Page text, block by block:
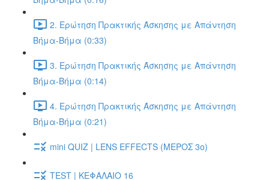
2. Ερώτηση Πρακτικής Άσκησης με Απάντηση
Βήμα-Βήμα (0:33)
3. Ερώτηση Πρακτικής Άσκησης με Απάντηση
Βήμα-Βήμα (0:14)
4. Ερώτηση Πρακτικής Άσκησης με Απάντηση
Βήμα-Βήμα (0:21)
mini QUIZ | LENS EFFECTS (ΜΕΡΟΣ 3o)
TEST | ΚΕΦΑΛΑΙΟ 16